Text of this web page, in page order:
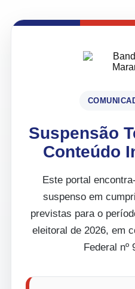
Suspensão
Conteúdo
Este portal
suspenso em
previstas para o
eleitoral de 2026, em
Federal nº